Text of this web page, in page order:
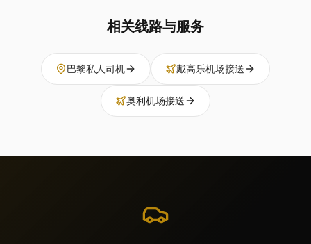
相关线路与服务
巴黎私人司机 戴高乐机场接送
奥利机场接送